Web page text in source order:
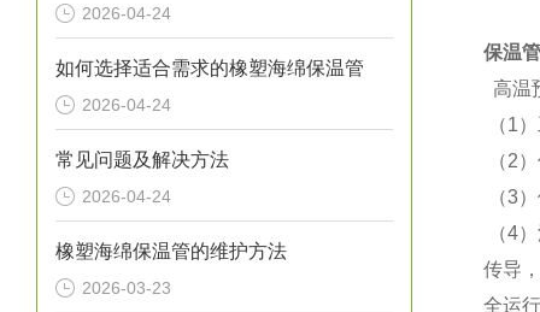
2026-04-24
如何选择适合需求的橡塑海绵保温管
2026-04-24
常见问题及解决方法
2026-04-24
橡塑海绵保温管的维护方法
2026-03-23
保温
高温
（1
（2
（3
（4
传导
全运